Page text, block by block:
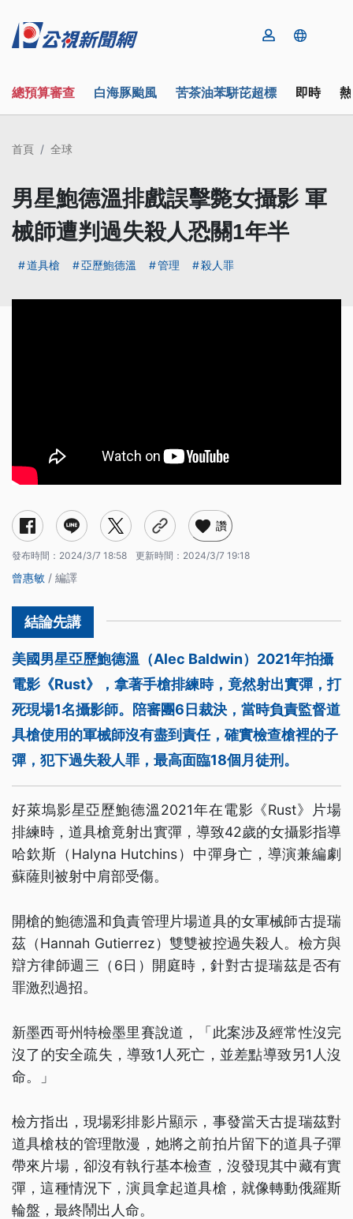
總預算審查 白海豚颱風 苦茶油苯駢芘超標 即時
首頁 全球
男星鮑德溫排戲誤擊斃女攝影 軍
械師遭判過失殺人恐關1年半
道具槍 亞歷鮑德溫 管理 殺人罪
讚
發布時間： 2024/3/7 18:58 更新時間： 2024/3/7 19:18
曾惠敏 / 編譯
美國男星亞歷鮑德溫（Alec Baldwin）2021年拍攝
電影《Rust》，拿著手槍排練時，竟然射出實彈，打
死現場1名攝影師。陪審團6日裁決，當時負責監督道
具槍使用的軍械師沒有盡到責任，確實檢查槍裡的子
彈，犯下過失殺人罪，最高面臨18個月徒刑。
好萊塢影星亞歷鮑德溫2021年在電影《Rust》片場
排練時，道具槍竟射出實彈，導致42歲的女攝影指導
哈欽斯（Halyna Hutchins）中彈身亡，導演兼編劇
蘇薩則被射中肩部受傷。
開槍的鮑德溫和負責管理片場道具的女軍械師古提瑞
茲（Hannah Gutierrez）雙雙被控過失殺人。檢方與
辯方律師週三（6日）開庭時，針對古提瑞茲是否有
罪激烈過招。
新墨西哥州特檢墨里賽說道，「此案涉及經常性沒完
沒了的安全疏失，導致1人死亡，並差點導致另1人沒
命。」
檢方指出，現場彩排影片顯示，事發當天古提瑞茲對
道具槍枝的管理散漫，她將之前拍片留下的道具子彈
帶來片場，卻沒有執行基本檢查，沒發現其中藏有實
彈，這種情況下，演員拿起道具槍，就像轉動俄羅斯
輪盤，最終鬧出人命。